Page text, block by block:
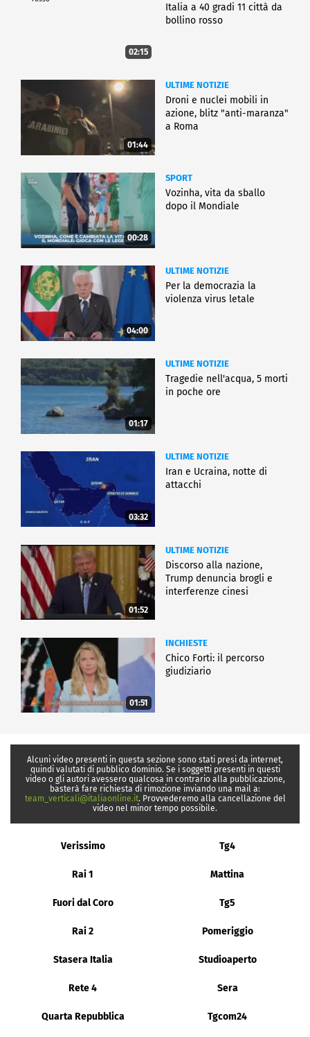
02:15
Italia a 40 gradi 11 città da
bollino rosso
01:44
ULTIME NOTIZIE
Droni e nuclei mobili in
azione, blitz "anti-maranza"
a Roma
00:28
SPORT
Vozinha, vita da sballo
dopo il Mondiale
04:00
ULTIME NOTIZIE
Per la democrazia la
violenza virus letale
01:17
ULTIME NOTIZIE
Tragedie nell'acqua, 5 morti
in poche ore
03:32
ULTIME NOTIZIE
Iran e Ucraina, notte di
attacchi
01:52
ULTIME NOTIZIE
Discorso alla nazione,
Trump denuncia brogli e
interferenze cinesi
01:51
INCHIESTE
Chico Forti: il percorso
giudiziario
Alcuni video presenti in questa sezione sono stati presi da internet,
quindi valutati di pubblico dominio. Se i soggetti presenti in questi
video o gli autori avessero qualcosa in contrario alla pubblicazione,
basterà fare richiesta di rimozione inviando una mail a:
team_verticali@italiaonline.it. Provvederemo alla cancellazione del
video nel minor tempo possibile.
Verissimo Tg4
Rai 1 Mattina
Fuori dal Coro Tg5
Rai 2 Pomeriggio
Stasera Italia Studioaperto
Rete 4 Sera
Quarta Repubblica Tgcom24